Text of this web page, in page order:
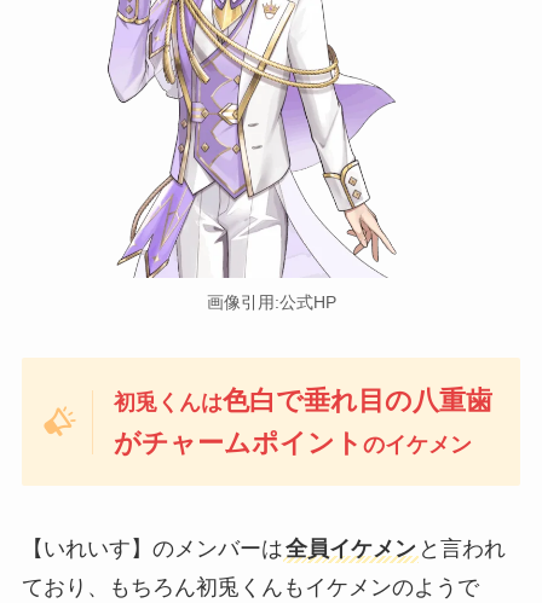
画像引用:公式HP
初兎くんは色白で垂れ目の八重歯
がチャームポイントのイケメン
【いれいす】のメンバーは全員イケメン と言われ
ており、もちろん初兎くんもイケメンのようで